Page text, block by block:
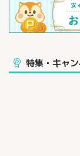
特集・キャ